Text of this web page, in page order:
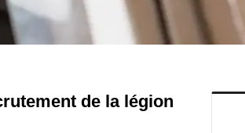
de la légion